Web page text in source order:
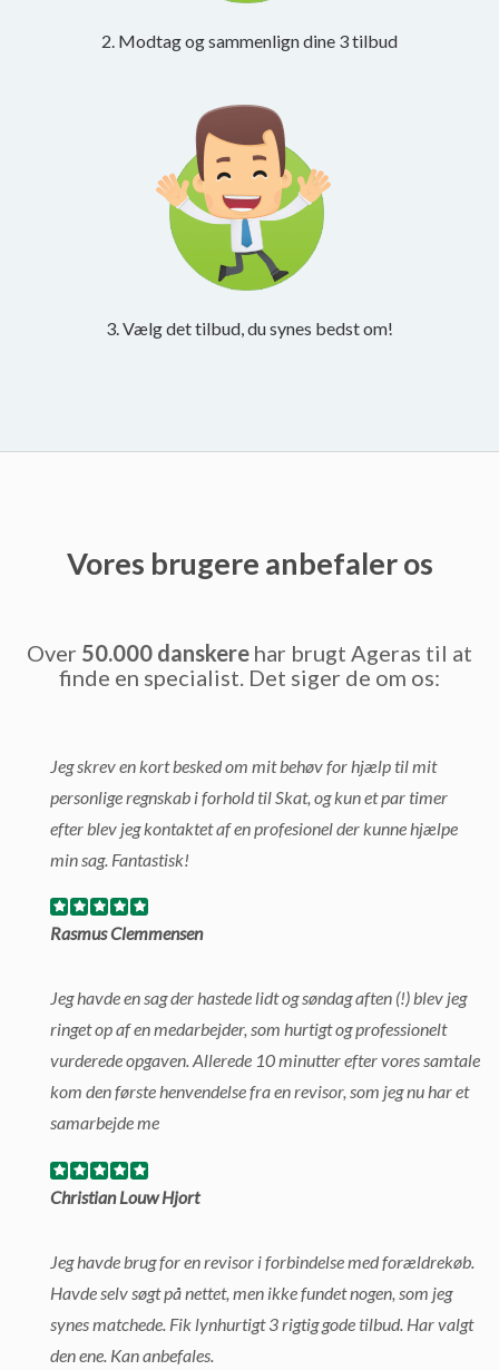
2. Modtag og sammenlign dine 3 tilbud
3. Vælg det tilbud, du synes bedst om!
Vores brugere anbefaler os
Over 50.000 danskere har brugt Ageras til at
finde en specialist. Det siger de om os:
Jeg skrev en kort besked om mit behøv for hjælp til mit
personlige regnskab i forhold til Skat, og kun et par timer
efter blev jeg kontaktet af en profesionel der kunne hjælpe
min sag. Fantastisk!
Rasmus Clemmensen
Jeg havde en sag der hastede lidt og søndag aften (!) blev jeg
ringet op af en medarbejder, som hurtigt og professionelt
vurderede opgaven. Allerede 10 minutter efter vores samtale
kom den første henvendelse fra en revisor, som jeg nu har et
samarbejde me
Christian Louw Hjort
Jeg havde brug for en revisor i forbindelse med forældrekøb.
Havde selv søgt på nettet, men ikke fundet nogen, som jeg
synes matchede. Fik lynhurtigt 3 rigtig gode tilbud. Har valgt
den ene. Kan anbefales.